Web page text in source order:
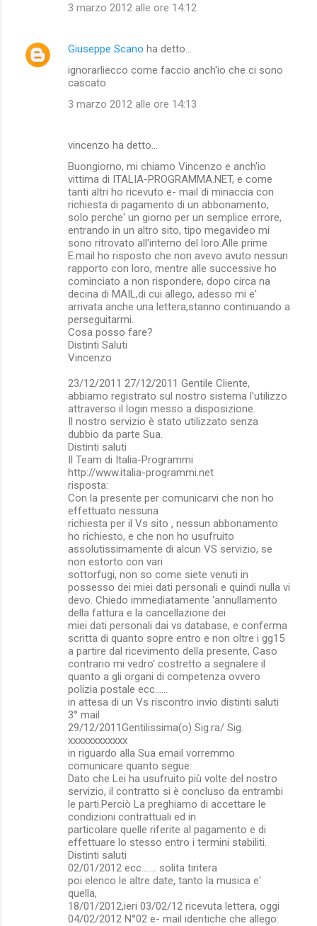
e
3 marzo 2012 alle ore 14:12
Giuseppe Scano ha detto…
ignorarliecco come faccio anch'io che ci sono
cascato
3 marzo 2012 alle ore 14:13
vincenzo ha detto…
Buongiorno, mi chiamo Vincenzo e anch'io
vittima di ITALIA-PROGRAMMA.NET, e come
tanti altri ho ricevuto e- mail di minaccia con
richiesta di pagamento di un abbonamento,
solo perche' un giorno per un semplice errore,
entrando in un altro sito, tipo megavideo mi
sono ritrovato all'interno del loro.Alle prime
E.mail ho risposto che non avevo avuto nessun
rapporto con loro, mentre alle successive ho
cominciato a non rispondere, dopo circa na
decina di MAIL,di cui allego, adesso mi e'
arrivata anche una lettera,stanno continuando a
perseguitarmi.
Cosa posso fare?
Distinti Saluti
Vincenzo
23/12/2011 27/12/2011 Gentile Cliente,
abbiamo registrato sul nostro sistema l'utilizzo
attraverso il login messo a disposizione.
Il nostro servizio è stato utilizzato senza
dubbio da parte Sua.
Distinti saluti
Il Team di Italia-Programmi
http://www.italia-programmi.net
risposta:
Con la presente per comunicarvi che non ho
effettuato nessuna
richiesta per il Vs sito , nessun abbonamento
ho richiesto, e che non ho usufruito
assolutissimamente di alcun VS servizio, se
non estorto con vari
sottorfugi, non so come siete venuti in
possesso dei miei dati personali e quindi nulla vi
devo. Chiedo immediatamente 'annullamento
della fattura e la cancellazione dei
miei dati personali dai vs database, e conferma
scritta di quanto sopre entro e non oltre i gg15
a partire dal ricevimento della presente, Caso
contrario mi vedro' costretto a segnalere il
quanto a gli organi di competenza ovvero
polizia postale ecc......
in attesa di un Vs riscontro invio distinti saluti
3° mail
29/12/2011Gentilissima(o) Sig.ra/ Sig.
xxxxxxxxxxxx
in riguardo alla Sua email vorremmo
comunicare quanto segue:
Dato che Lei ha usufruito più volte del nostro
servizio, il contratto si è concluso da entrambi
le parti.Perciò La preghiamo di accettare le
condizioni contrattuali ed in
particolare quelle riferite al pagamento e di
effettuare lo stesso entro i termini stabiliti.
Distinti saluti
02/01/2012 ecc....... solita tiritera
poi elenco le altre date, tanto la musica e'
quella,
18/01/2012,ieri 03/02/12 ricevuta lettera, oggi
04/02/2012 N°02 e- mail identiche che allego: